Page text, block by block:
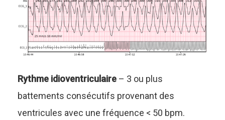
Rythme idioventriculaire – 3 ou plus
battements consécutifs provenant des
ventricules avec une fréquence < 50 bpm.